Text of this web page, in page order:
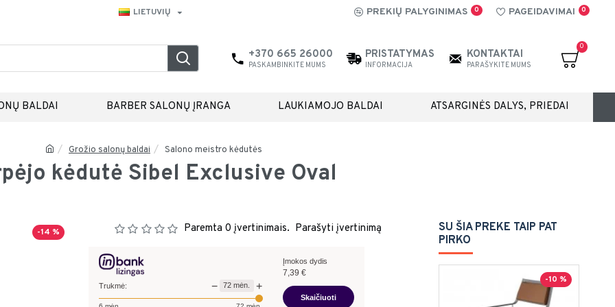
LIETUVIŲ PREKIŲ PALYGINIMAS 0 PAGEIDAVIMAI 0
+370 665 26000
PASKAMBINKITE MUMS
PRISTATYMAS
INFORMACIJA
KONTAKTAI
PARAŠYKITE MUMS
0
BALDAI BARBER SALONŲ ĮRANGA LAUKIAMOJO BALDAI ATSARGINĖS DALYS, PRIEDAI
Grožio salonų baldai Salono meistro kėdutės
kėdutė Sibel Exclusive Oval
-14 % Paremta 0 įvertinimais. Parašyti įvertinimą
Trukmė: − 72 mėn. +
Įmokos dydis
7,39 €
Skaičiuoti
SU ŠIA PREKE TAIP PAT
PIRKO
-10 %